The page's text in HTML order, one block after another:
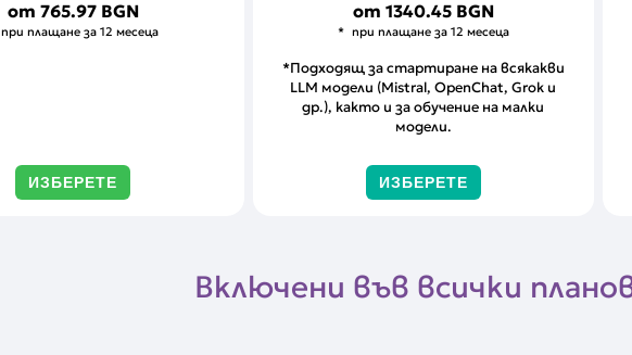
от 765.97 BGN
при плащане за 12 месеца
ИЗБЕРЕТЕ
от 1340.45 BGN
при плащане за 12 месеца
*Подходящ за стартиране на всякакви
LLM модели (Mistral, OpenChat, Grok и
др.), както и за обучение на малки
модели.
ИЗБЕРЕТЕ
Включени във всички